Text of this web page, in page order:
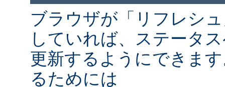
ブラウザが「リフレシ
していれば、ステータ
更新するようにできま
るためには